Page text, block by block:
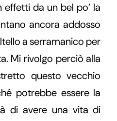
da un bel po’ la
ancora addosso
a serramanico per
Mi rivolgo perciò alla
questo vecchio
potrebbe essere la
di avere una vita di